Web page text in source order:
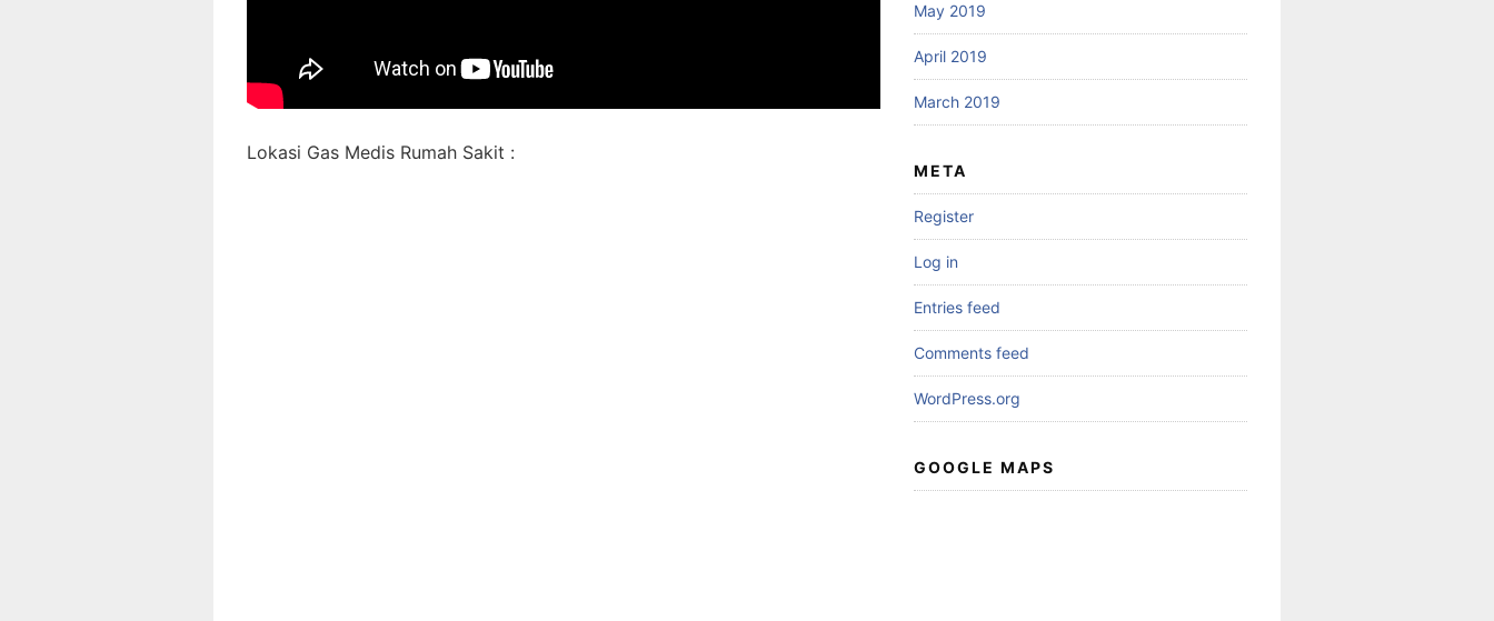
Lokasi Gas Medis Rumah Sakit :
May 2019
April 2019
March 2019
META
Register
Log in
Entries feed
Comments feed
WordPress.org
GOOGLE MAPS